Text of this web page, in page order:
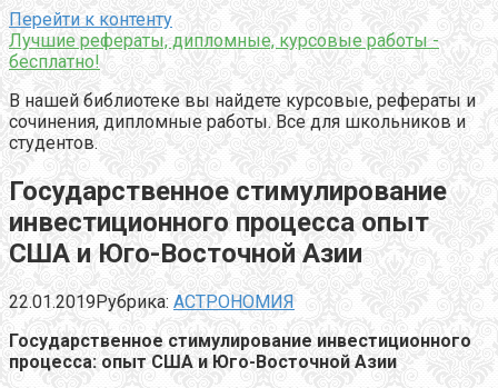
Перейти к контенту
Лучшие рефераты, дипломные, курсовые работы -
бесплатно!
В нашей библиотеке вы найдете курсовые, рефераты и
сочинения, дипломные работы. Все для школьников и
студентов.
Государственное стимулирование
инвестиционного процесса опыт
США и Юго-Восточной Азии
22.01.2019Рубрика: АСТРОНОМИЯ
Государственное стимулирование инвестиционного
процесса: опыт США и Юго-Восточной Азии